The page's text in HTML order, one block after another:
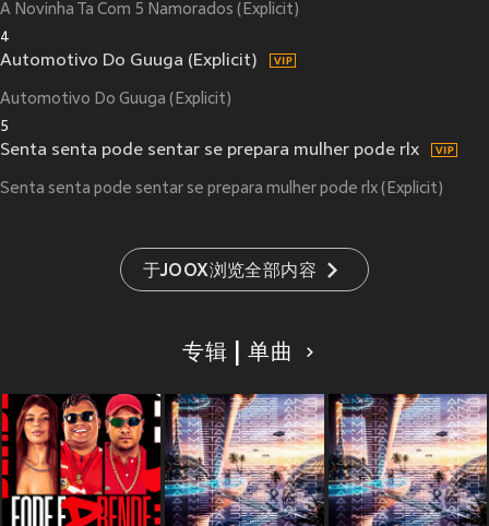
A Novinha Ta Com 5 Namorados (Explicit)
4
Automotivo Do Guuga (Explicit)
Automotivo Do Guuga (Explicit)
5
Senta senta pode sentar se prepara mulher pode rlx
Senta senta pode sentar se prepara mulher pode rlx (Explicit)
于JOOX浏览全部内容
专辑 | 单曲